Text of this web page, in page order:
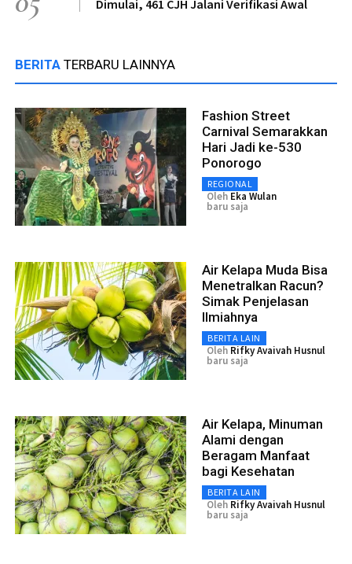
Dimulai, 461 CJH Jalani Verifikasi Awal
BERITA TERBARU LAINNYA
Fashion Street
Carnival Semarakkan
Hari Jadi ke-530
Ponorogo
REGIONAL
Oleh Eka Wulan
baru saja
Air Kelapa Muda Bisa
Menetralkan Racun?
Simak Penjelasan
Ilmiahnya
BERITA LAIN
Oleh Rifky Avaivah Husnul
baru saja
Air Kelapa, Minuman
Alami dengan
Beragam Manfaat
bagi Kesehatan
BERITA LAIN
Oleh Rifky Avaivah Husnul
baru saja